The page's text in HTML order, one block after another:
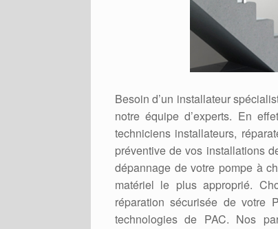
Besoin d’un installateur
notre équipe d’experts. En
techniciens installateurs,
préventive de vos installations
dépannage de votre pompe à
matériel le plus approprié.
réparation sécurisée de votre
technologies de PAC. Nos